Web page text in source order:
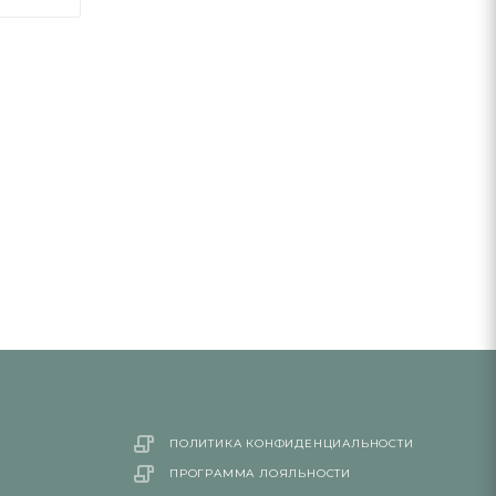
ПОЛИТИКА КОНФИДЕНЦИАЛЬНОСТИ
ПРОГРАММА ЛОЯЛЬНОСТИ